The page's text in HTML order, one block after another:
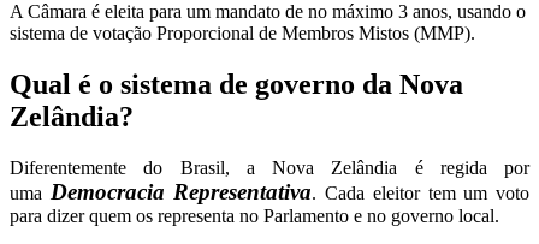
A Câmara é eleita para um mandato de no máximo 3 anos, usando o
sistema de votação Proporcional de Membros Mistos (MMP).
Qual é o sistema de governo da Nova
Zelândia?
Diferentemente do Brasil, a Nova Zelândia é regida por
uma Democracia Representativa. Cada eleitor tem um voto
para dizer quem os representa no Parlamento e no governo local.